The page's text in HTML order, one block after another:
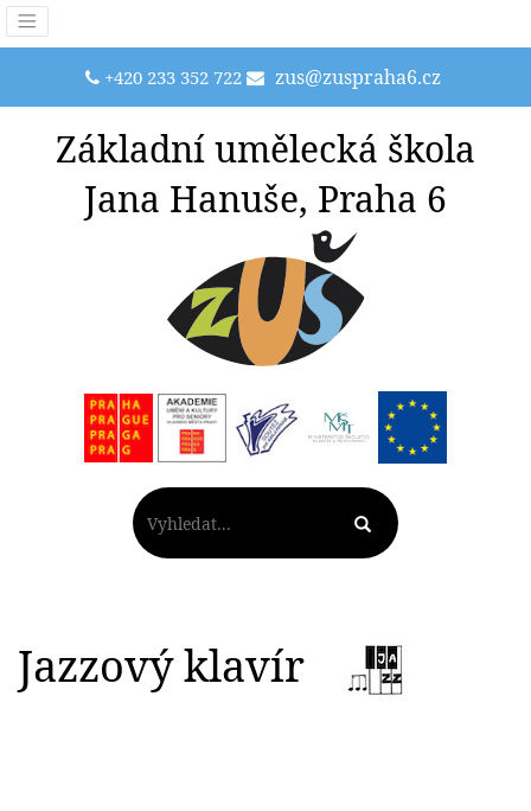
+420 233 352 722 zus@zuspraha6.cz
Základní umělecká škola
Jana Hanuše, Praha 6
Jazzový klavír